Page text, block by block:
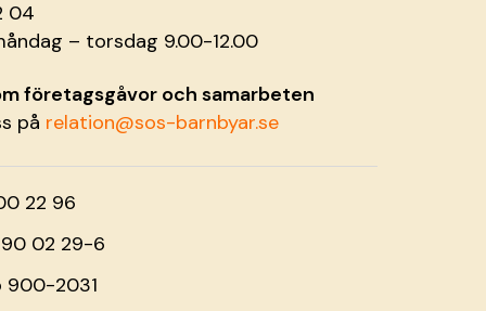
04
– torsdag 9.00-12.00
företagsgåvor och samarbeten
på relation@sos-barnbyar.se
22 96
02 29-6
900-2031